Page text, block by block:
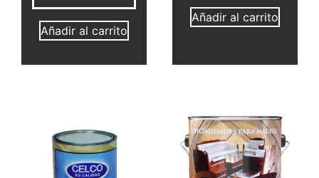
Añadir al carrito
Añadir al carrito